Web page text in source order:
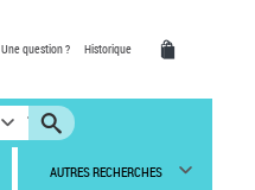
Une question ? Historique
AUTRES RECHERCHES